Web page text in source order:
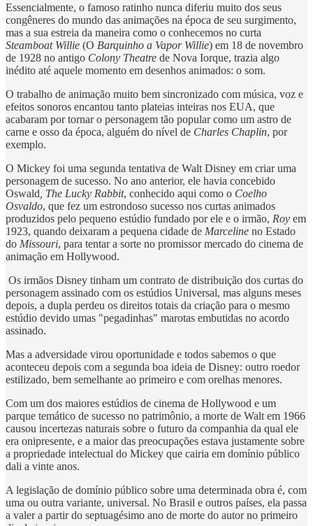
Essencialmente, o famoso ratinho nunca diferiu muito dos seus
congêneres do mundo das animações na época de seu surgimento,
mas a sua estreia da maneira como o conhecemos no curta
Steamboat Willie (O Barquinho a Vapor Willie) em 18 de novembro
de 1928 no antigo Colony Theatre de Nova Iorque, trazia algo
inédito até aquele momento em desenhos animados: o som.
O trabalho de animação muito bem sincronizado com música, voz e
efeitos sonoros encantou tanto plateias inteiras nos EUA, que
acabaram por tornar o personagem tão popular como um astro de
carne e osso da época, alguém do nível de Charles Chaplin, por
exemplo.
O Mickey foi uma segunda tentativa de Walt Disney em criar uma
personagem de sucesso. No ano anterior, ele havia concebido
Oswald , The Lucky Rabbit, conhecido aqui como o Coelho
Osvaldo, que fez um estrondoso sucesso nos curtas animados
produzidos pelo pequeno estúdio fundado por ele e o irmão, Roy em
1923, quando deixaram a pequena cidade de Marceline no Estado
do Missouri, para tentar a sorte no promissor mercado do cinema de
animação em Hollywood.
Os irmãos Disney tinham um contrato de distribuição dos curtas do
personagem assinado com os estúdios Universal, mas alguns meses
depois, a dupla perdeu os direitos totais da criação para o mesmo
estúdio devido umas "pegadinhas" marotas embutidas no acordo
assinado.
Mas a adversidade virou oportunidade e todos sabemos o que
aconteceu depois com a segunda boa ideia de Disney: outro roedor
estilizado, bem semelhante ao primeiro e com orelhas menores.
Com um dos maiores estúdios de cinema de Hollywood e um
parque temático de sucesso no patrimônio, a morte de Walt em 1966
causou incertezas naturais sobre o futuro da companhia da qual ele
era onipresente, e a maior das preocupações estava justamente sobre
a propriedade intelectual do Mickey que cairia em domínio público
dali a vinte anos.
A legislação de domínio público sobre uma determinada obra é, com
uma ou outra variante, universal. No Brasil e outros países, ela passa
a valer a partir do septuagésimo ano de morte do autor no primeiro